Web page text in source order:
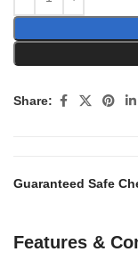
Share:
Guaranteed Safe
Features &